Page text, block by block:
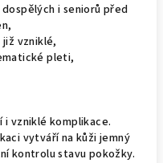
i seniorů před
vzniklé,
pleti,
vzniklé komplikace.
vytváří na kůži jemný
kontrolu stavu pokožky.